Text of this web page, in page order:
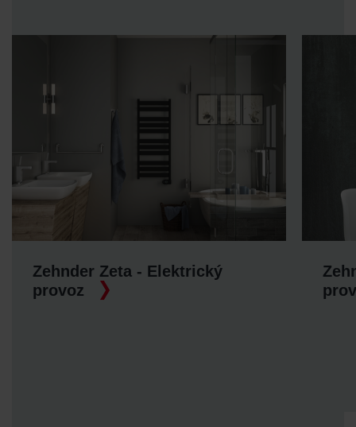
Zehnder Zeta - Elektrický
provoz